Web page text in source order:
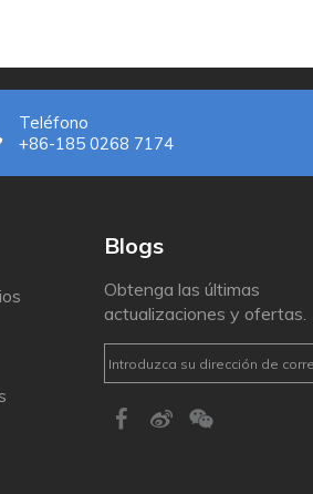
Teléfono
+86-185 0268 7174
Blogs
Obtenga las últimas
actualizaciones y ofertas.